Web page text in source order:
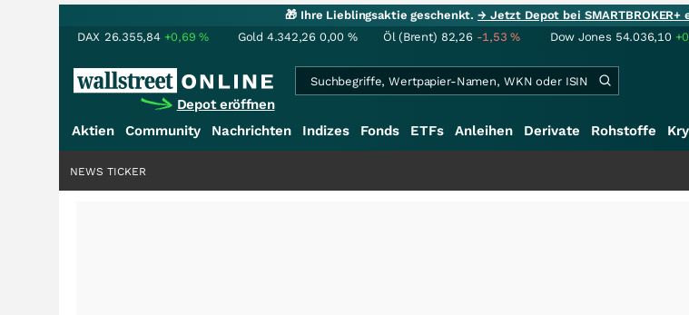
🎁 Ihre Lieblingsaktie geschenkt.→ Jetzt Depot bei
DAX 26.355,84 +0,69% Gold 4.342,26 0,00 % Öl (Brent) 82,26 -1,53% Dow Jones 54.036,10
Depot eröffnen
Aktien Community Nachrichten Indizes Fonds ETFs Anleihen Derivate Rohstoffe
NEWS TICKER